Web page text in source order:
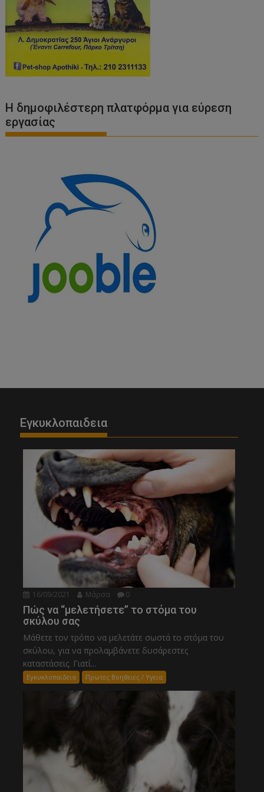
Η δημοφιλέστερη πλατφόρμα για εύρεση
εργασίας
Εγκυκλοπαιδεια
16/09/2021 Μάρσα 0
Πώς να “μελετήσετε” το στόμα του
σκύλου σας
Μάθετε τον τρόπο να μελετάτε σωστά το στόμα του
σκύλου, για να προλαμβάνετε δυσάρεστες
καταστάσεις. Γιατί...
Εγκυκλοπαιδεια Πρωτες Βοηθειες / Υγεια